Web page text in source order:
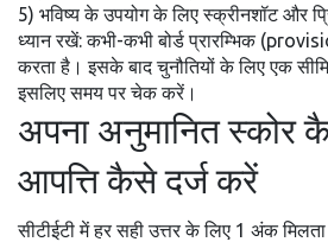
5) भविष्य के उपयोग के लिए स्क्रीनशॉट और
ध्यान रखें: कभी-कभी बोर्ड प्रारम्भिक
करता है। इसके बाद चुनौतियों के लिए एक
इसलिए समय पर चेक करें।
अपना अनुमानित स्कोर
आपत्ति कैसे दर्ज करें
सीटीईटी में हर सही उत्तर के लिए 1 अंक